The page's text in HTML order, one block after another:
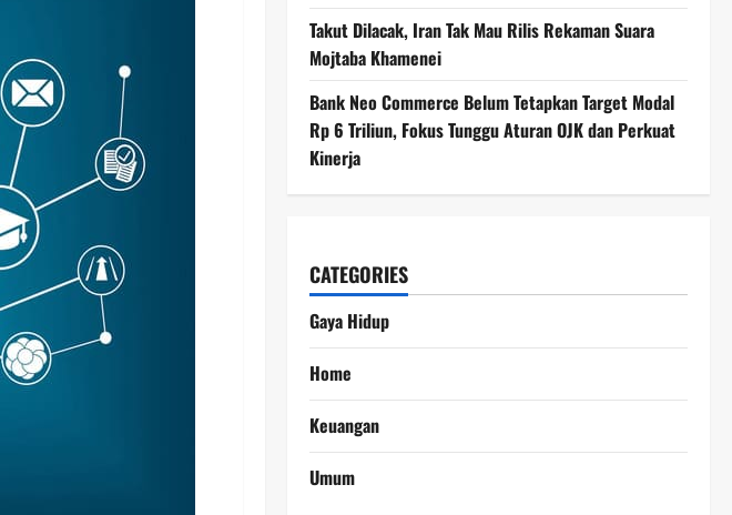
Takut Dilacak, Iran Tak Mau Rilis Rekaman Suara
Mojtaba Khamenei
Bank Neo Commerce Belum Tetapkan Target Modal
Rp 6 Triliun, Fokus Tunggu Aturan OJK dan Perkuat
Kinerja
CATEGORIES
Gaya Hidup
Home
Keuangan
Umum